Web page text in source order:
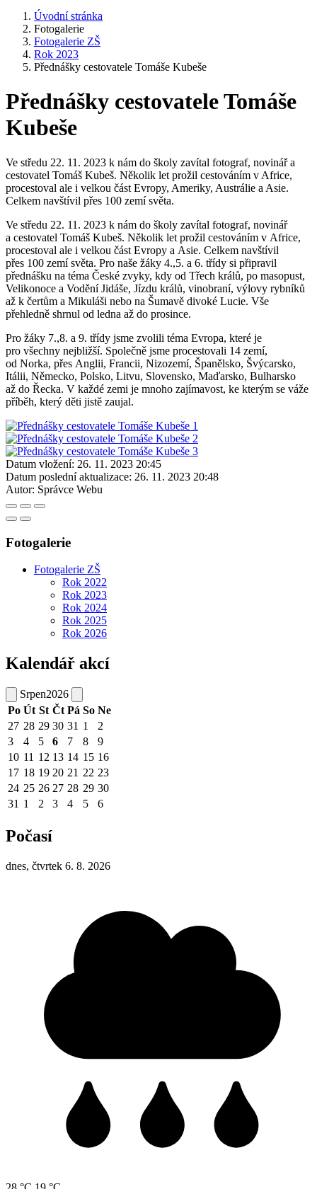
Úvodní stránka
Fotogalerie
Fotogalerie ZŠ
Rok 2023
Přednášky cestovatele Tomáše Kubeše
Přednášky cestovatele Tomáše
Kubeše
Ve středu 22. 11. 2023 k nám do školy zavítal fotograf, novinář a
cestovatel Tomáš Kubeš. Několik let prožil cestováním v Africe,
procestoval ale i velkou část Evropy, Ameriky, Austrálie a Asie.
Celkem navštívil přes 100 zemí světa.
Ve středu 22. 11. 2023 k nám do školy zavítal fotograf, novinář
a cestovatel Tomáš Kubeš. Několik let prožil cestováním v Africe,
procestoval ale i velkou část Evropy a Asie. Celkem navštívil
přes 100 zemí světa. Pro naše žáky 4.,5. a 6. třídy si připravil
přednášku na téma České zvyky, kdy od Třech králů, po masopust,
Velikonoce a Vodění Jidáše, Jízdu králů, vinobraní, výlovy rybníků
až k čertům a Mikuláši nebo na Šumavě divoké Lucie. Vše
přehledně shrnul od ledna až do prosince.
Pro žáky 7.,8. a 9. třídy jsme zvolili téma Evropa, které je
pro všechny nejbližší. Společně jsme procestovali 14 zemí,
od Norka, přes Anglii, Francii, Nizozemí, Španělsko, Švýcarsko,
Itálii, Německo, Polsko, Litvu, Slovensko, Maďarsko, Bulharsko
až do Řecka. V každé zemi je mnoho zajímavost, ke kterým se váže
příběh, který děti jistě zaujal.
Datum vložení: 26. 11. 2023 20:45
Datum poslední aktualizace: 26. 11. 2023 20:48
Autor: Správce Webu
Fotogalerie
Fotogalerie ZŠ
Rok 2022
Rok 2023
Rok 2024
Rok 2025
Rok 2026
Kalendář akcí
Srpen2026
Po Út St Čt Pá So Ne
27 28 29 30 31 1
2
3
4 5 6 7 8
9
10 11 12 13 14 15 16
17 18 19 20 21 22 23
24 25 26 27 28 29 30
31 1 2 3 4 5 6
Počasí
dnes, čtvrtek 6. 8. 2026